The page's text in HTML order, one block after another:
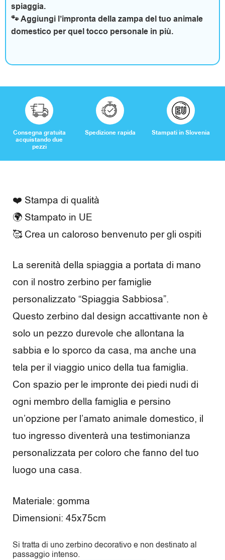
b
e
o
R
e
c
n
s
i
o
n
i
spiaggia.
🐾 Aggiungi l’impronta della zampa del tuo animale
domestico per quel tocco personale in più.
Consegna gratuita
acquistando due
pezzi
Spedizione rapida Stampati in Slovenia
❤️ Stampa di qualità
🌍 Stampato in UE
🥰 Crea un caloroso benvenuto per gli ospiti
La serenità della spiaggia a portata di mano
con il nostro zerbino per famiglie
personalizzato “Spiaggia Sabbiosa”.
Questo zerbino dal design accattivante non è
solo un pezzo durevole che allontana la
sabbia e lo sporco da casa, ma anche una
tela per il viaggio unico della tua famiglia.
Con spazio per le impronte dei piedi nudi di
ogni membro della famiglia e persino
un’opzione per l’amato animale domestico, il
tuo ingresso diventerà una testimonianza
personalizzata per coloro che fanno del tuo
luogo una casa.
Materiale: gomma
Dimensioni: 45x75cm
Si tratta di uno zerbino decorativo e non destinato al
passaggio intenso.